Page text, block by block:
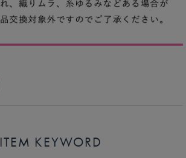
ITEM KEYWORD